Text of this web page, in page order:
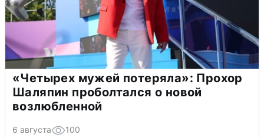
«Четырех мужей потеряла»: Прохор
Шаляпин проболтался о новой
возлюбленной
6 августа 100